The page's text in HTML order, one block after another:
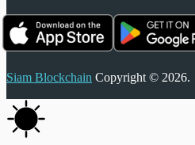
Siam Blockchain Copyright © 2026.